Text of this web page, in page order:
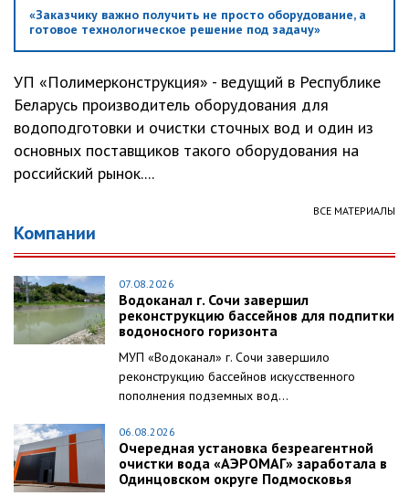
«Заказчику важно получить не просто оборудование, а
готовое технологическое решение под задачу»
УП «Полимерконструкция» - ведущий в Республике
Беларусь производитель оборудования для
водоподготовки и очистки сточных вод и один из
основных поставщиков такого оборудования на
российский рынок....
ВСЕ МАТЕРИАЛЫ
Компании
07.08.2026
Водоканал г. Сочи завершил
реконструкцию бассейнов для подпитки
водоносного горизонта
МУП «Водоканал» г. Сочи завершило
реконструкцию бассейнов искусственного
пополнения подземных вод...
06.08.2026
Очередная установка безреагентной
очистки вода «АЭРОМАГ» заработала в
Одинцовском округе Подмосковья